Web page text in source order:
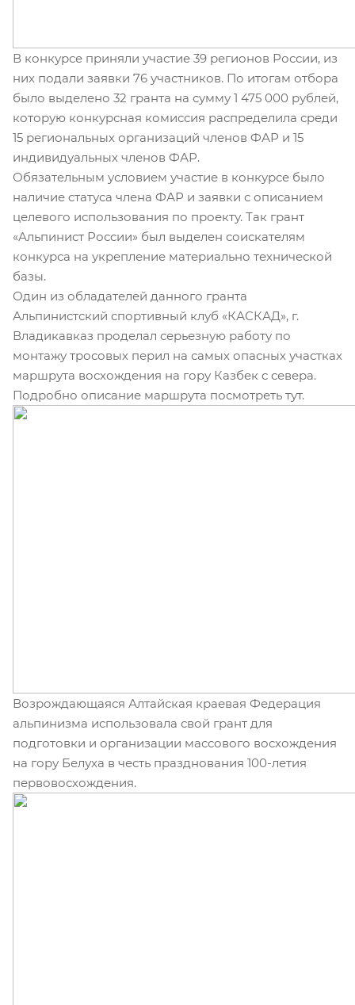
В конкурсе приняли участие 39 регионов России, из
них подали заявки 76 участников. По итогам отбора
было выделено 32 гранта на сумму 1 475 000 рублей,
которую конкурсная комиссия распределила среди
15 региональных организаций членов ФАР и 15
индивидуальных членов ФАР.
Обязательным условием участие в конкурсе было
наличие статуса члена ФАР и заявки с описанием
целевого использования по проекту. Так грант
«Альпинист России» был выделен соискателям
конкурса на укрепление материально технической
базы.
Один из обладателей данного гранта
Альпинистский спортивный клуб «КАСКАД», г.
Владикавказ проделал серьезную работу по
монтажу тросовых перил на самых опасных участках
маршрута восхождения на гору Казбек с севера.
Подробно описание маршрута посмотреть тут.
Возрождающаяся Алтайская краевая Федерация
альпинизма использовала свой грант для
подготовки и организации массового восхождения
на гору Белуха в честь празднования 100-летия
первовосхождения.